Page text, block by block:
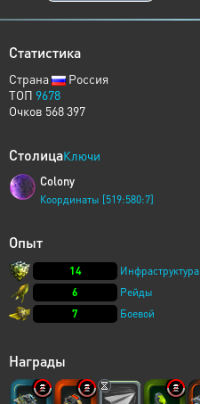
Статистика
Страна
Россия
ТОП 9678
Очков 568 397
СтолицаКлючи
Colony
Координаты [519:580:7]
Опыт
14
Инфраструктура
6
Рейды
7
Боевой
Награды